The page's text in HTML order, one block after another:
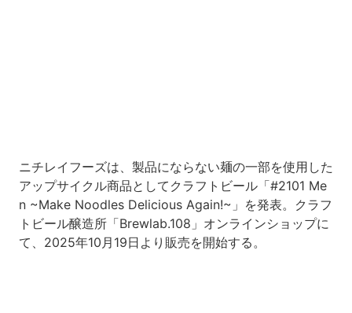
ニチレイフーズは、製品にならない麺の一部を使用した
アップサイクル商品としてクラフトビール「#2101 Me
n ~Make Noodles Delicious Again!~」を発表。クラフ
トビール醸造所「Brewlab.108」オンラインショップに
て、2025年10月19日より販売を開始する。